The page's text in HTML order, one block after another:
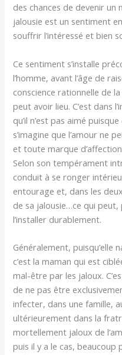
des chances de devenir
jalousie est un sentiment
souffrir l’intéressé et bien
Ce sentiment s’installe
l’homme, avant l’âge de
conscience rationnelle de
peut avoir lieu. C’est dans
qu’il n’est pas aimé
s’imagine que l’amour ne
et toute marque
Selon son tempérament
conduit à se ronger
entourage et, dans les
de sa jalousie…ce qui
l’installer durablement.
Généralement, puisqu’elle
c’est la maman qui est
mal-être par les jaloux.
de ne pas être
infecter, dans une famille,
ultérieurement dans la
mortellement jaloux de
puis il y a le cas, beaucoup